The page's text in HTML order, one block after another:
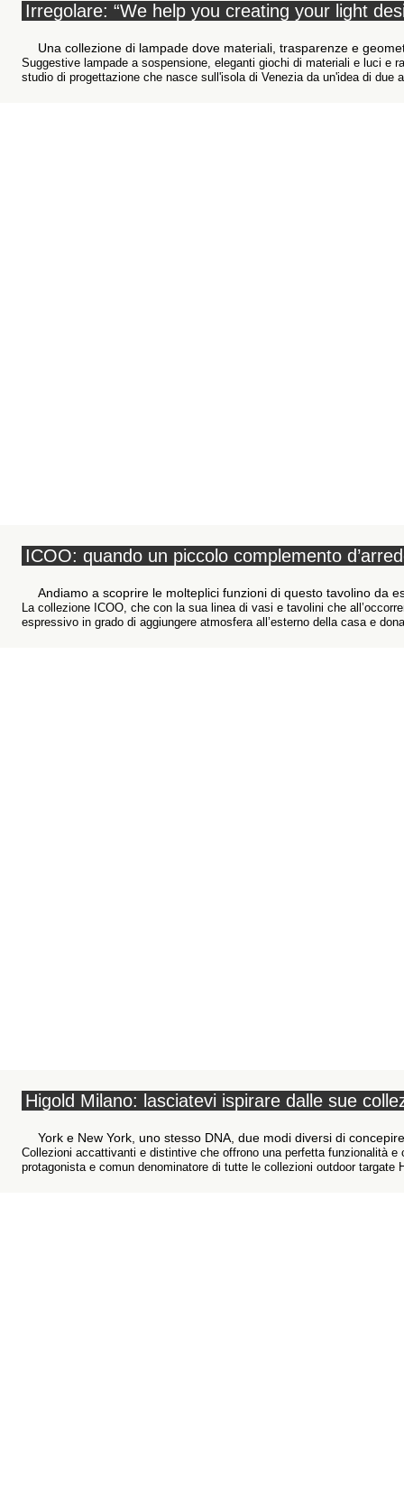
Irregolare: “We help you creating your light
Una collezione di lampade dove materiali, trasparenze e
Suggestive lampade a sospensione, eleganti giochi di materiali e luci e
studio di progettazione che nasce sull'isola di Venezia da un'idea di due
ICOO: quando un piccolo complemento
Andiamo a scoprire le molteplici funzioni di questo tavolino da
La collezione ICOO, che con la sua linea di vasi e tavolini che
espressivo in grado di aggiungere atmosfera all’esterno della casa e
Higold Milano: lasciatevi ispirare dalle sue
York e New York, uno stesso DNA, due modi diversi di
Collezioni accattivanti e distintive che offrono una perfetta funzionalità
protagonista e comun denominatore di tutte le collezioni outdoor targate